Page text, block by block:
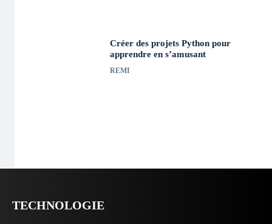
Créer des projets Python pour
apprendre en s’amusant
REMI
TECHNOLOGIE